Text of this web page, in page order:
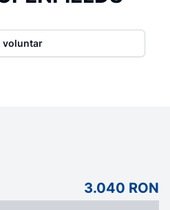
voluntar
3.040 RON